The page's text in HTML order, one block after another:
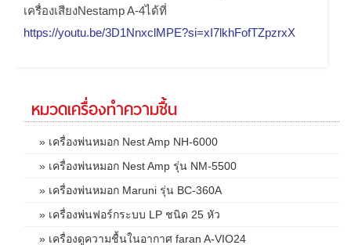
เครื่องเสียงNestamp A-4ได้ที่
https://youtu.be/3D1NnxclMPE?si=xI7lkhFofTZpzrxX
หมวดเครื่องทำความชื้น
» เครื่องพ่นหมอก Nest Amp NH-6000
» เครื่องพ่นหมอก Nest Amp รุ่น NM-5500
» เครื่องพ่นหมอก Maruni รุ่น BC-360A
» เครื่องพ่นฟอร์กระบบ LP ชนิด 25 หัว
» เครื่องดูความชื้นในอากาศ faran A-VIO24